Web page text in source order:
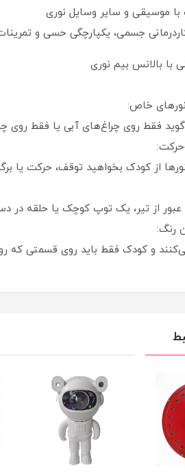
با موسیقی و سایر وسایل نوری
جسمی، یکپارچگی حسی و
با بالانس بیم نوری
خاص:
فقط روی چراغ‌های آبی یا فقط روی
از کودک بخواهید توقف، حرکت یا
از تیر، یک توپ کوچک یا حلقه در
رنگ:
و کودک فقط باید روی قسمتی که